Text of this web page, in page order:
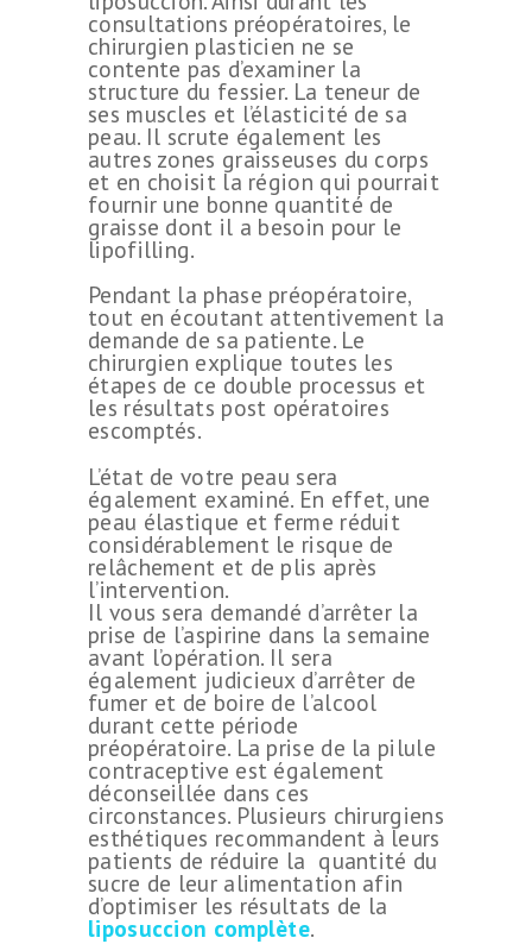
consultations préopératoires, le
chirurgien plasticien ne se
contente pas d’examiner la
structure du fessier. La teneur de
ses muscles et l’élasticité de sa
peau. Il scrute également les
autres zones graisseuses du corps
et en choisit la région qui pourrait
fournir une bonne quantité de
graisse dont il a besoin pour le
lipofilling.
Pendant la phase préopératoire,
tout en écoutant attentivement la
demande de sa patiente. Le
chirurgien explique toutes les
étapes de ce double processus et
les résultats post opératoires
escomptés.
L’état de votre peau sera
également examiné. En effet, une
peau élastique et ferme réduit
considérablement le risque de
relâchement et de plis après
l’intervention.
Il vous sera demandé d’arrêter la
prise de l’aspirine dans la semaine
avant l’opération. Il sera
également judicieux d’arrêter de
fumer et de boire de l’alcool
durant cette période
préopératoire. La prise de la pilule
contraceptive est également
déconseillée dans ces
circonstances. Plusieurs chirurgiens
esthétiques recommandent à leurs
patients de réduire la quantité du
sucre de leur alimentation afin
d’optimiser les résultats de la
liposuccion complète.